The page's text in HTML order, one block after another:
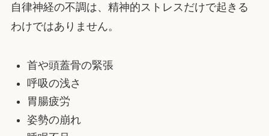
自律神経の不調は、精神的ストレスだけで起きる
わけではありません。
首や頭蓋骨の緊張
呼吸の浅さ
胃腸疲労
姿勢の崩れ